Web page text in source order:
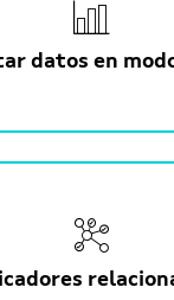
datos en